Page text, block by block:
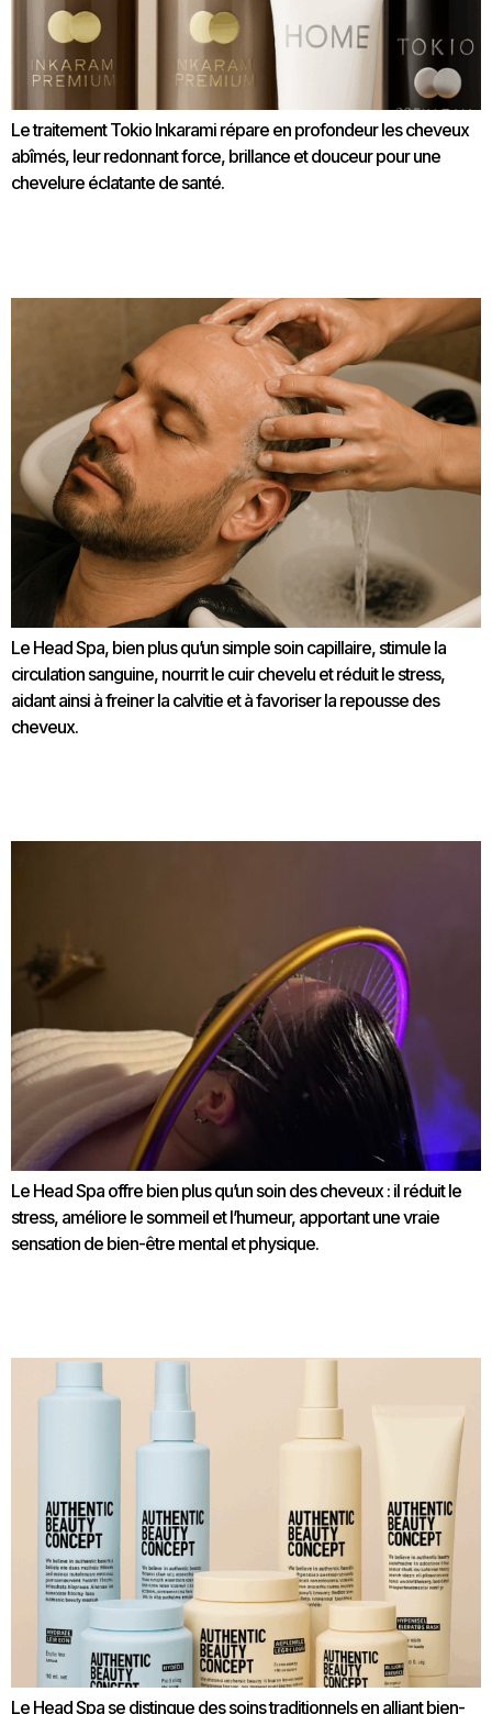
Le traitement Tokio Inkarami répare en profondeur les cheveux
abîmés, leur redonnant force, brillance et douceur pour une
chevelure éclatante de santé.
Le Head Spa, bien plus qu’un simple soin capillaire, stimule la
circulation sanguine, nourrit le cuir chevelu et réduit le stress,
aidant ainsi à freiner la calvitie et à favoriser la repousse des
cheveux.
Le Head Spa offre bien plus qu’un soin des cheveux : il réduit le
stress, améliore le sommeil et l’humeur, apportant une vraie
sensation de bien-être mental et physique.
Le Head Spa se distingue des soins traditionnels en alliant bien-